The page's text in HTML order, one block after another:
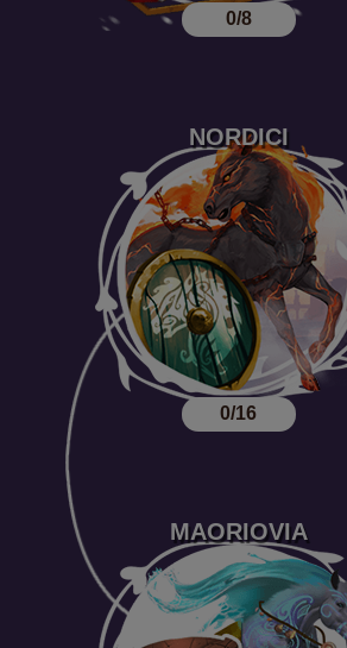
0/8
NORDICI
0/16
MAORIOVIA